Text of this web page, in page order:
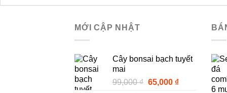
MỚI CẬP NHẬT
Cây bonsai bạch tuyết
mai
99,000₫ Giá
65,000 ₫Giá